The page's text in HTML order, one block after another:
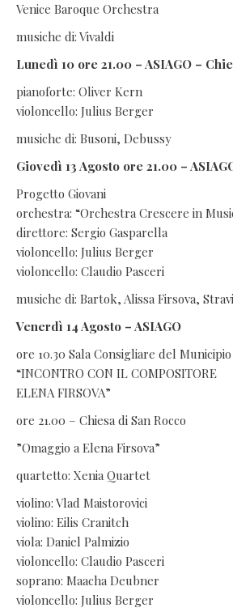
Venice Baroque Orchestra
musiche di: Vivaldi
Lunedì 10 ore 21.00 – ASIAGO –
pianoforte: Oliver Kern
violoncello: Julius Berger
musiche di: Busoni, Debussy
Giovedì 13 Agosto ore 21.00 –
Progetto Giovani
orchestra: “Orchestra Crescere in
direttore: Sergio Gasparella
violoncello: Julius Berger
violoncello: Claudio Pasceri
musiche di: Bartok, Alissa Firsova,
Venerdì 14 Agosto – ASIAGO
ore 10.30 Sala Consigliare del Municipio
“INCONTRO CON IL COMPOSITORE
ELENA FIRSOVA”
ore 21.00 – Chiesa di San Rocco
”Omaggio a Elena Firsova”
quartetto: Xenia Quartet
violino: Vlad Maistorovici
violino: Eilis Cranitch
viola: Daniel Palmizio
violoncello: Claudio Pasceri
soprano: Maacha Deubner
violoncello: Julius Berger